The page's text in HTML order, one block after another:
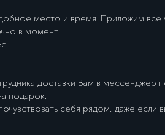
место и время. Приложим все
в момент.
доставки Вам в мессенджер
подарок.
себя рядом, даже если